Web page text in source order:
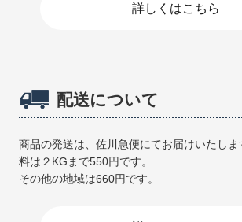
詳しくはこちら
配送について
商品の発送は、佐川急便にてお届けいたし
料は２KGまで550円です。
その他の地域は660円です。